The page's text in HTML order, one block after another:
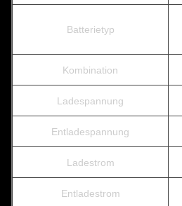
Batterietyp
Kombination
Ladespannung
Entladespannung
Ladestrom
Entladestrom